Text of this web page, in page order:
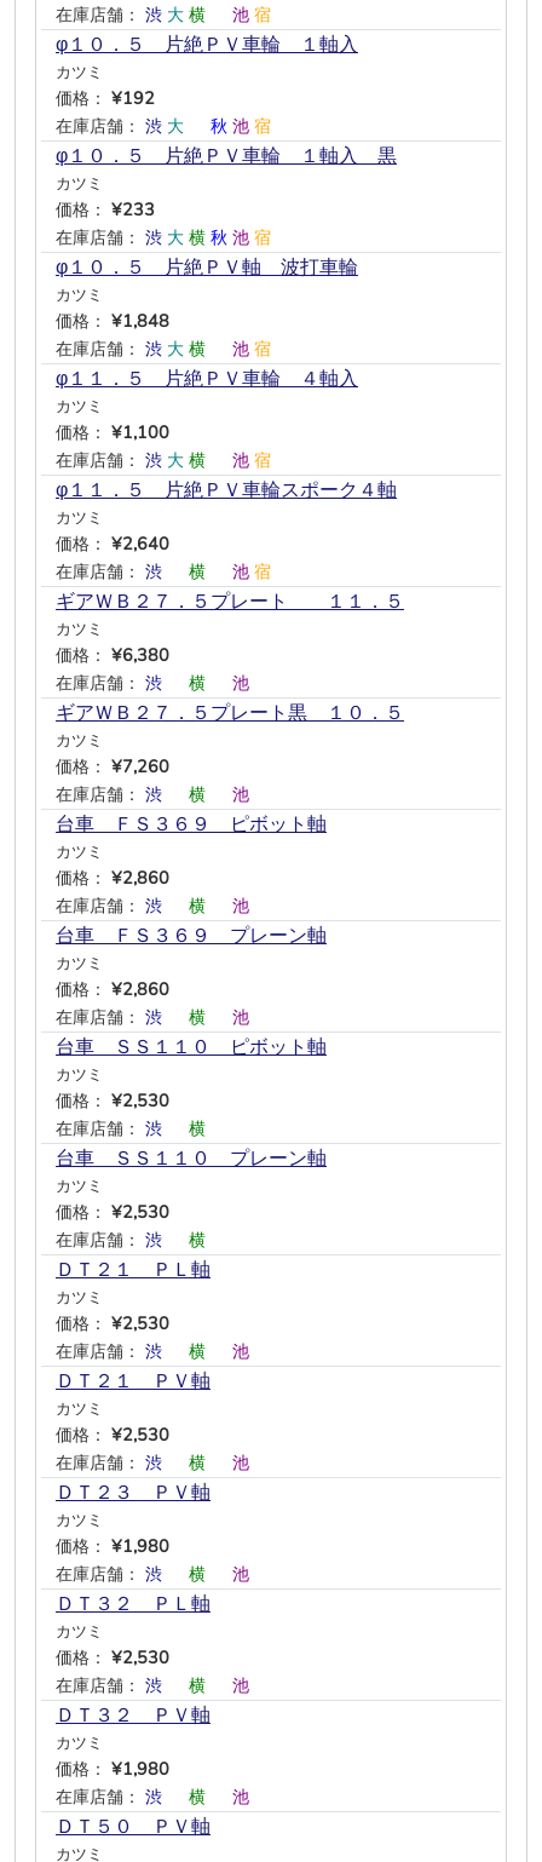
在庫店舗： 渋 大 横 池 宿
φ１０．５ 片絶ＰＶ車輪 １軸入
カツミ
価格： ¥192
在庫店舗： 渋 大 秋 池 宿
φ１０．５ 片絶ＰＶ車輪 １軸入 黒
カツミ
価格： ¥233
在庫店舗： 渋 大 横 秋 池 宿
φ１０．５ 片絶ＰＶ軸 波打車輪
カツミ
価格： ¥1,848
在庫店舗： 渋 大 横 池 宿
φ１１．５ 片絶ＰＶ車輪 ４軸入
カツミ
価格： ¥1,100
在庫店舗： 渋 大 横 池 宿
φ１１．５ 片絶ＰＶ車輪スポーク４軸
カツミ
価格： ¥2,640
在庫店舗： 渋 横 池 宿
ギアＷＢ２７．５プレート １１．５
カツミ
価格： ¥6,380
在庫店舗： 渋 横 池
ギアＷＢ２７．５プレート黒 １０．５
カツミ
価格： ¥7,260
在庫店舗： 渋 横 池
台車 ＦＳ３６９ ピボット軸
カツミ
価格： ¥2,860
在庫店舗： 渋 横 池
台車 ＦＳ３６９ プレーン軸
カツミ
価格： ¥2,860
在庫店舗： 渋 横 池
台車 ＳＳ１１０ ピボット軸
カツミ
価格： ¥2,530
在庫店舗： 渋 横
台車 ＳＳ１１０ プレーン軸
カツミ
価格： ¥2,530
在庫店舗： 渋 横
ＤＴ２１ ＰＬ軸
カツミ
価格： ¥2,530
在庫店舗： 渋 横 池
ＤＴ２１ ＰＶ軸
カツミ
価格： ¥2,530
在庫店舗： 渋 横 池
ＤＴ２３ ＰＶ軸
カツミ
価格： ¥1,980
在庫店舗： 渋 横 池
ＤＴ３２ ＰＬ軸
カツミ
価格： ¥2,530
在庫店舗： 渋 横 池
ＤＴ３２ ＰＶ軸
カツミ
価格： ¥1,980
在庫店舗： 渋 横 池
ＤＴ５０ ＰＶ軸
カツミ